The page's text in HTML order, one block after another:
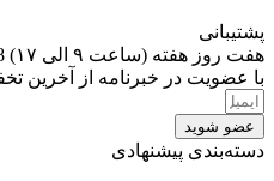
پشتیبانی
هفت روز هفته (ساعت ۹ الی ۱۷) 8-66975561-021
با عضویت در خبرنامه از آخرین
عضو شوید
دسته‌بندی پیشنهادی